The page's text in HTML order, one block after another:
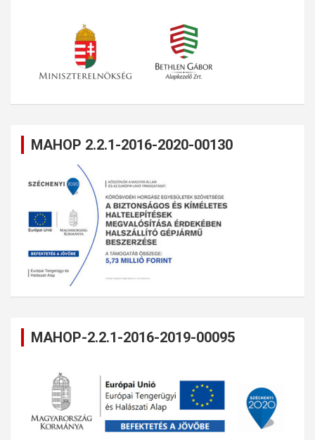
MAHOP 2.2.1-2016-2020-00130
MAHOP-2.2.1-2016-2019-00095